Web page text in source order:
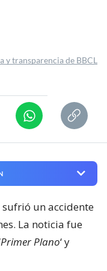
y transparencia de BBCL
sufrió un accidente
La noticia fue
Primer Plano‘ y